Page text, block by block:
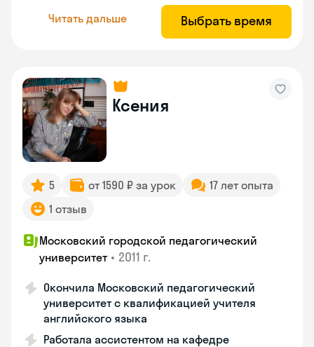
Читать дальше Выбрать время
Ксения
5 от 1590 ₽ за урок
17 лет опыта
1 отзыв
Московский городской педагогический
университет • 2011 г.
Окончила Московский педагогический
университет с квалификацией учителя
английского языка
Работала ассистентом на кафедре